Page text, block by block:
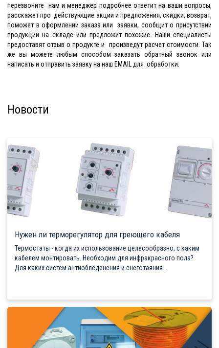
перезвоните нам и менеджер подробнее ответит на ваши вопросы,
расскажет про действующие акции и предложения, скидки, возврат,
поможет в оформлении заказа или заявки, сообщит о присутствии
продукции на складе или предложит похожие. Наши специалисты
предоставят отзыв о продукте и произведут расчет стоимости. Так
же вы можете любым способом заказать обратный звонок или
написать и отправить заявку на наш EMAIL для обработки.
Новости
Нужен ли терморегулятор для греющего кабеля
Термостаты - когда их использование целесообразно, с каким
кабелем монтировать. Необходим для инфракрасного пола?
Для каких систем антиобледенения и снеготаяния...